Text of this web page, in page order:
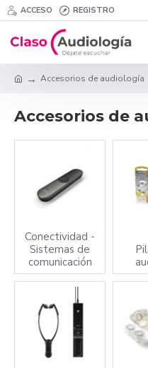
ACCESO REGISTRO
Accesorios de audiología
Accesorios de
Conectividad -
Sistemas de
comunicación